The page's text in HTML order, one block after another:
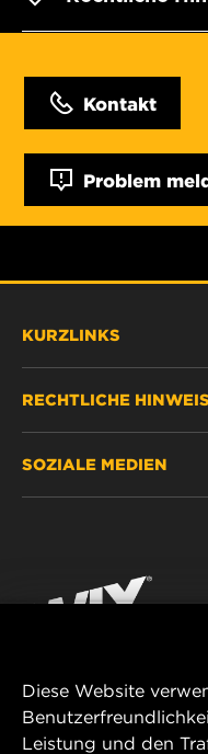
Kontakt
Problem
KURZLINKS
HÄNDLERSUCHE
KONTAKT
RECHTLICHE
IMPRESSUM
SOZIALE MEDIEN
YouTube
MANN+HUMMEL FT
Diese Website
Leistung und den